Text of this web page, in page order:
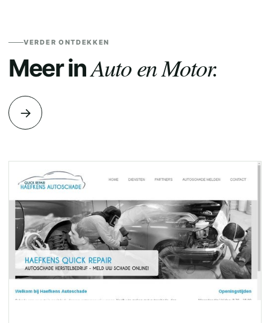
VERDER ONTDEKKEN
Meer inAuto en Motor.
→